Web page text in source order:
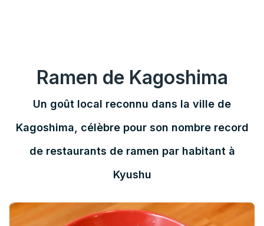
Ramen de Kagoshima
Un goût local reconnu dans la ville de
Kagoshima, célèbre pour son nombre record
de restaurants de ramen par habitant à
Kyushu